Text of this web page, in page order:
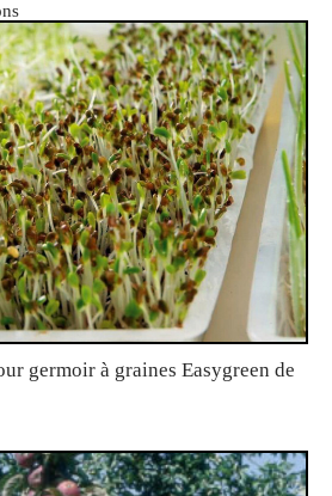
germoir à graines Easygreen de